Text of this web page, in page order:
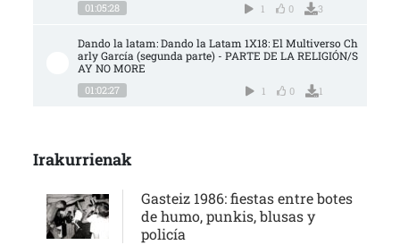
01:05:28 1 0 3
Dando la latam: Dando la Latam 1X18: El Multiverso Ch
arly García (segunda parte) - PARTE DE LA RELIGIÓN/S
AY NO MORE
01:02:27 1 0 1
Irakurrienak
Gasteiz 1986: fiestas entre botes
de humo, punkis, blusas y
policía